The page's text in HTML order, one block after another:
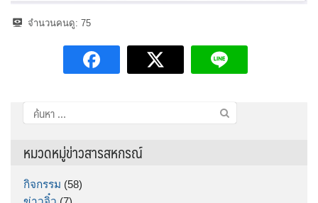
จำนวนคนดู: 75
ค้นหา
สำหรับ:
หมวดหมู่ข่าวสารสหกรณ์
กิจกรรม (58)